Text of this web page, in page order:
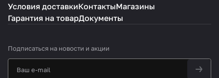
Условия доставкиКонтактыМагазины
Гарантия на товарДокументы
Подписаться на новости и акции